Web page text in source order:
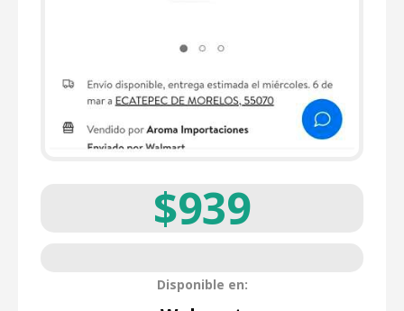
$939
Disponible en: